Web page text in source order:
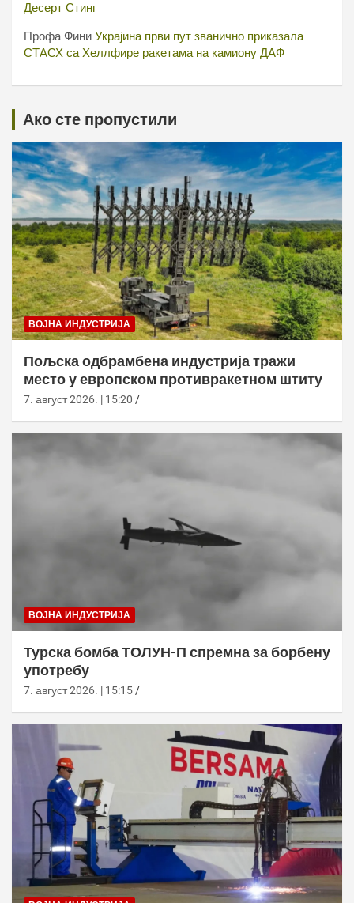
Десерт Стинг
Профа Фини Украјина први пут званично приказала
СТАСХ са Хеллфире ракетама на камиону ДАФ
Ако сте пропустили
ВОЈНА ИНДУСТРИЈА
Пољска одбрамбена индустрија тражи
место у европском противракетном штиту
7. август 2026. | 15:20
ВОЈНА ИНДУСТРИЈА
Турска бомба ТОЛУН-П спремна за борбену
употребу
7. август 2026. | 15:15